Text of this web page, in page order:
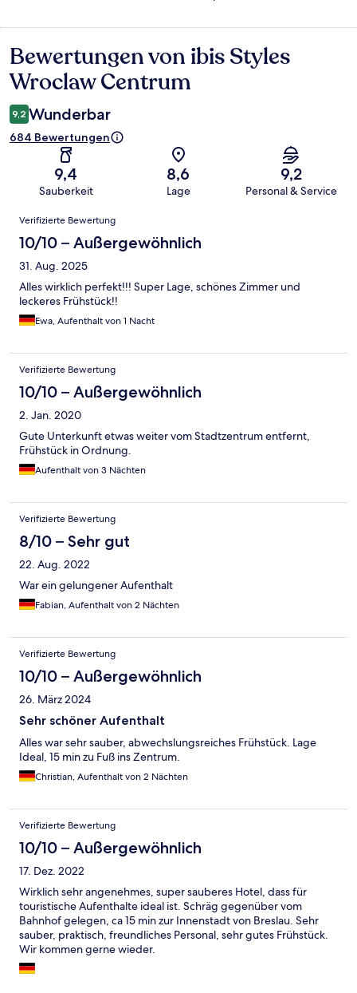
Bewertungen
Bewertungen von ibis Styles
Wroclaw Centrum
9,2 Wunderbar
684 Bewertungen
9,4
Sauberkeit
8,6
Lage
9,2
Personal & Service
Bewertungen
Verifizierte Bewertung
10/10 – Außergewöhnlich
31. Aug. 2025
Alles wirklich perfekt!!! Super Lage, schönes Zimmer und
leckeres Frühstück!!
Ewa, Aufenthalt von 1 Nacht
Verifizierte Bewertung
10/10 – Außergewöhnlich
2. Jan. 2020
Gute Unterkunft etwas weiter vom Stadtzentrum entfernt,
Frühstück in Ordnung.
Aufenthalt von 3 Nächten
Verifizierte Bewertung
8/10 – Sehr gut
22. Aug. 2022
War ein gelungener Aufenthalt
Fabian, Aufenthalt von 2 Nächten
Verifizierte Bewertung
10/10 – Außergewöhnlich
26. März 2024
Sehr schöner Aufenthalt
Alles war sehr sauber, abwechslungsreiches Frühstück. Lage
Ideal, 15 min zu Fuß ins Zentrum.
Christian, Aufenthalt von 2 Nächten
Verifizierte Bewertung
10/10 – Außergewöhnlich
17. Dez. 2022
Wirklich sehr angenehmes, super sauberes Hotel, dass für
touristische Aufenthalte ideal ist. Schräg gegenüber vom
Bahnhof gelegen, ca 15 min zur Innenstadt von Breslau. Sehr
sauber, praktisch, freundliches Personal, sehr gutes Frühstück.
Wir kommen gerne wieder.